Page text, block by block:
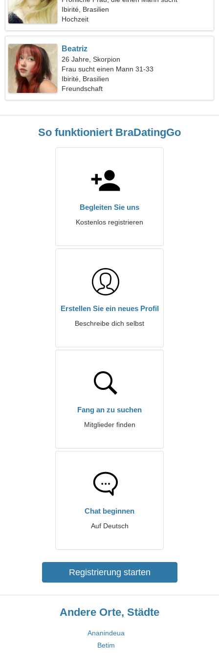
Ibirité, Brasilien
Hochzeit
Beatriz
26 Jahre, Skorpion
Frau sucht einen Mann 31-33
Ibirité, Brasilien
Freundschaft
So funktioniert BraDatingGo
Begleiten Sie uns
Kostenlos registrieren
Erstellen Sie ein neues Profil
Beschreibe dich selbst
Fang an zu suchen
Mitglieder finden
Chat beginnen
Auf Deutsch
Registrierung starten
Andere Orte, Städte
Ananindeua
Betim